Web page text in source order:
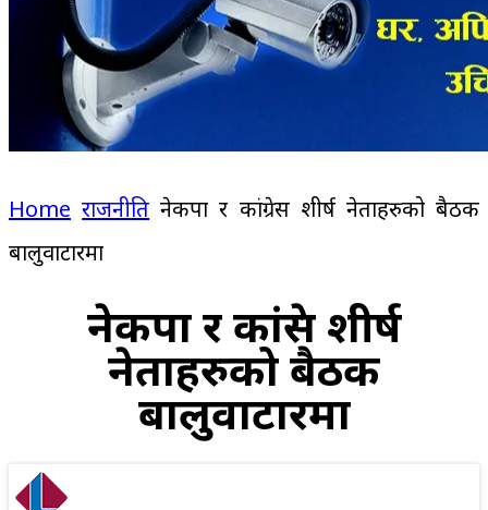
Home राजनीति नेकपा र कांग्रेस शीर्ष नेताहरुको बैठक
बालुवाटारमा
नेकपा र कांग्रेस शीर्ष
नेताहरुको बैठक
बालुवाटारमा